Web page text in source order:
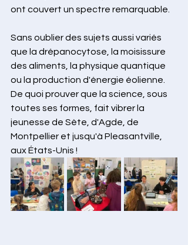
ont couvert un spectre remarquable.
Sans oublier des sujets aussi variés
que la drépanocytose, la moisissure
des aliments, la physique quantique
ou la production d'énergie éolienne.
De quoi prouver que la science, sous
toutes ses formes, fait vibrer la
jeunesse de Sète, d'Agde, de
Montpellier et jusqu'à Pleasantville,
aux États-Unis !